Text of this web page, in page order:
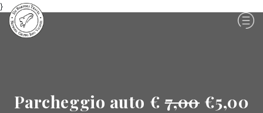
}
Parcheggio auto €7,00€5,00